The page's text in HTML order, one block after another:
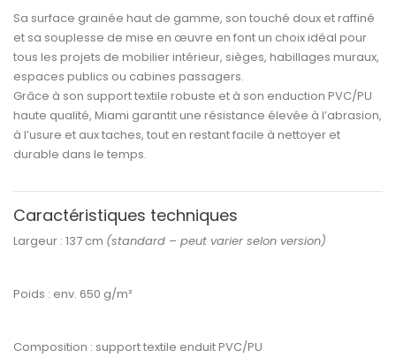
Sa surface grainée haut de gamme, son touché doux et raffiné
et sa souplesse de mise en œuvre en font un choix idéal pour
tous les projets de mobilier intérieur, sièges, habillages muraux,
espaces publics ou cabines passagers.
Grâce à son support textile robuste et à son enduction PVC/PU
haute qualité, Miami garantit une résistance élevée à l’abrasion,
à l’usure et aux taches, tout en restant facile à nettoyer et
durable dans le temps.
Caractéristiques techniques
Largeur : 137 cm (standard – peut varier selon version)
Poids : env. 650 g/m²
Composition : support textile enduit PVC/PU